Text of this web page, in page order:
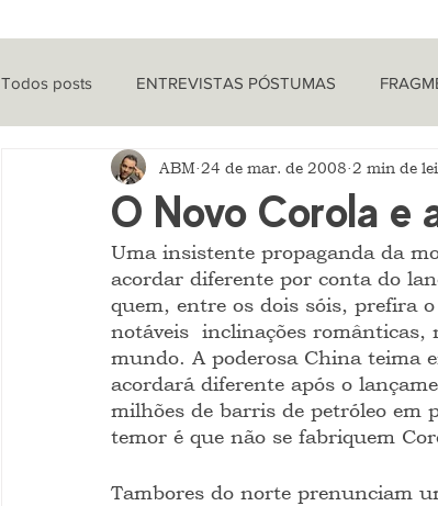
Todos posts ENTREVISTAS PÓSTUMAS
ENTREVISTAS CINEMA PROVOCAÇÕES
QUE HISTÓRIA É ESSA? POLÍTICA
O Novo Corola e
ABM 24 de mar. de 2008 2 min de
Uma insistente propaganda da
acordar diferente por conta do
quem, entre os dois sóis, prefira
notáveis  inclinações românticas,
mundo. A poderosa China teima
acordará diferente após o
milhões de barris de petróleo em
temor é que não se fabriquem
Tambores do norte prenunciam